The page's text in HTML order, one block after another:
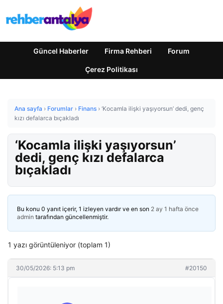
Güncel Haberler Firma Rehberi Forum
Çerez Politikası
Ana sayfa › Forumlar › Finans › ‘Kocamla ilişki yaşıyorsun’ dedi, genç
kızı defalarca bıçakladı
‘Kocamla ilişki yaşıyorsun’
dedi, genç kızı defalarca
bıçakladı
Bu konu 0 yanıt içerir, 1 izleyen vardır ve en son 2 ay 1 hafta önce
admin tarafından güncellenmiştir.
1 yazı görüntüleniyor (toplam 1)
30/05/2026: 5:13 pm #20150